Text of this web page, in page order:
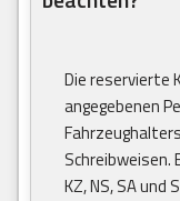
Die reservierte
angegebenen
Schreibweisen.
KZ, NS, SA und